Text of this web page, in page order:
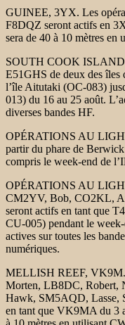
GUINEE, 3YX. Les
F8DQZ seront actifs en
sera de 40 à 10 mètres
SOUTH COOK
E51GHS de deux des îles
l’île Aitutaki (OC-083)
013) du 16 au 25 août.
diverses bandes HF.
OPÉRATIONS AU
partir du phare de
compris le week-end de
OPÉRATIONS AU
CM2YV, Bob, CO2KL,
seront actifs en tant que
CU-005) pendant le
actives sur toutes les
numériques.
MELLISH REEF,
Morten, LB8DC,
Hawk, SM5AQD, Lasse,
en tant que VK9MA du 3